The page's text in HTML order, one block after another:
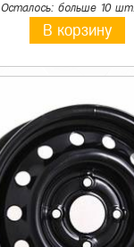
Осталось: больше 10 шт.
В корзину